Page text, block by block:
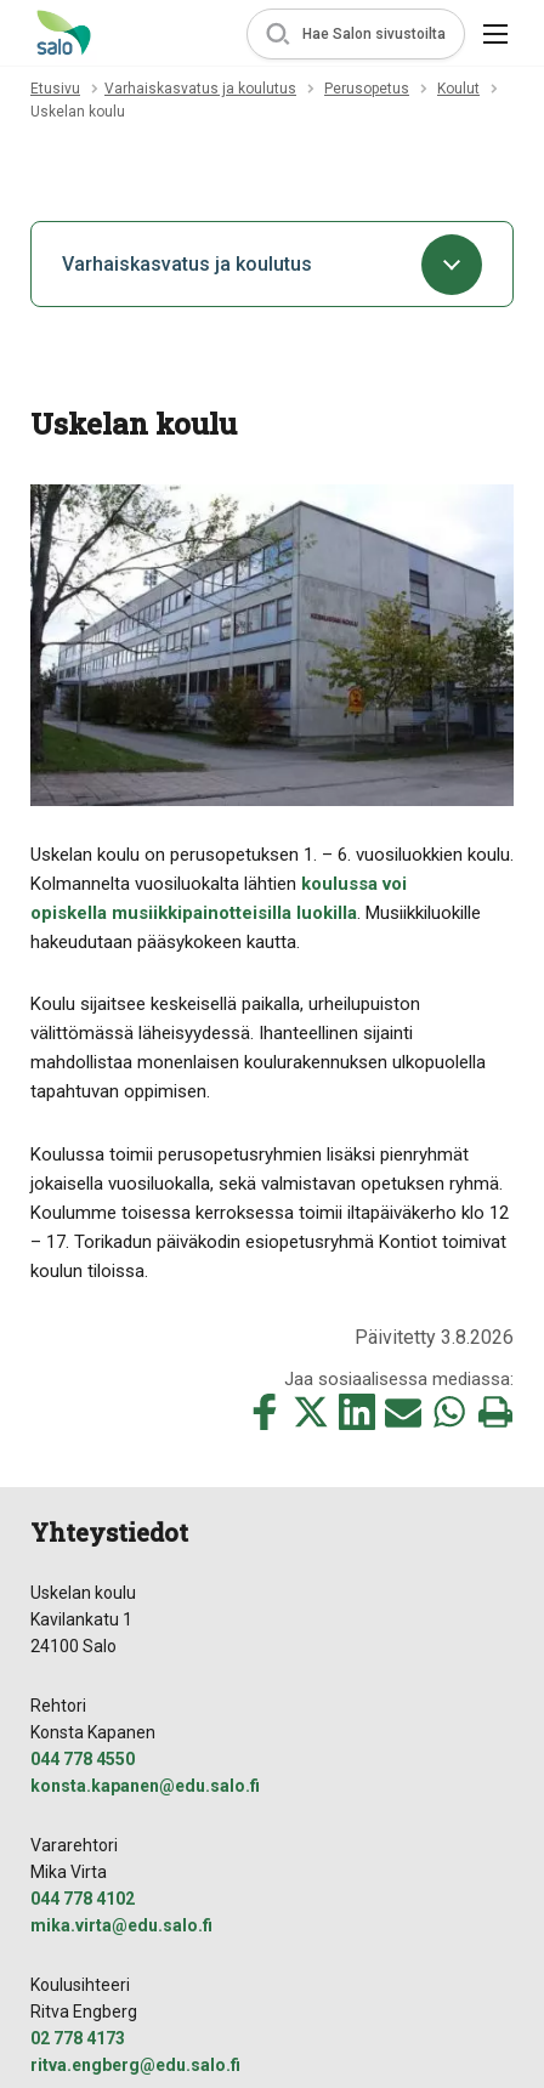
Hae Salon sivustoilta
Etusivu Varhaiskasvatus ja koulutus Perusopetus
Koulut
Uskelan koulu
Varhaiskasvatus ja koulutus
Uskelan koulu
Uskelan koulu on perusopetuksen 1. – 6. vuosiluokkien koulu.
Kolmannelta vuosiluokalta lähtien koulussa voi
opiskella musiikkipainotteisilla luokilla. Musiikkiluokille
hakeudutaan pääsykokeen kautta.
Koulu sijaitsee keskeisellä paikalla, urheilupuiston
välittömässä läheisyydessä. Ihanteellinen sijainti
mahdollistaa monenlaisen koulurakennuksen ulkopuolella
tapahtuvan oppimisen.
Koulussa toimii perusopetusryhmien lisäksi pienryhmät
jokaisella vuosiluokalla, sekä valmistavan opetuksen ryhmä.
Koulumme toisessa kerroksessa toimii iltapäiväkerho klo 12
– 17. Torikadun päiväkodin esiopetusryhmä Kontiot toimivat
koulun tiloissa.
Päivitetty 3.8.2026
Jaa sosiaalisessa mediassa:
Jaa
tämä
Jaa
Jaa
tämä
Jaa
Jaa
Tulosta
Yhteystiedot
Uskelan koulu
Kavilankatu 1
24100 Salo
Rehtori
Konsta Kapanen
044 778 4550
konsta.kapanen@edu.salo.fi
Vararehtori
Mika Virta
044 778 4102
mika.virta@edu.salo.fi
Koulusihteeri
Ritva Engberg
02 778 4173
ritva.engberg@edu.salo.fi